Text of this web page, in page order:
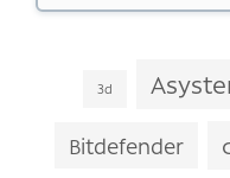
3d
Bitdefender